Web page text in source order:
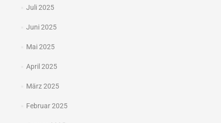
Juli 2025
Juni 2025
Mai 2025
April 2025
März 2025
Februar 2025